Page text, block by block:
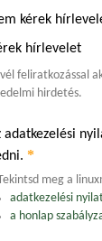
kérek
hírlevelet
feliratkozással
hirdetés.
adatkezelési
*
meg a
adatkezelési
a honlap